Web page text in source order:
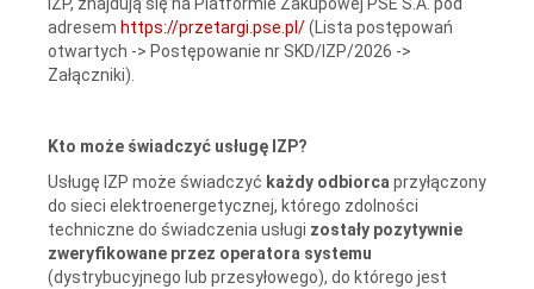
adresem https://przetargi.pse.pl/(Lista postępowań
otwartych -> Postępowanie nr SKD/IZP/2026 ->
Załączniki)
Kto może świadczyć usługę IZP?
Usługę IZP może świadczyć każdy odbiorca przyłączony
do sieci elektroenergetycznej, którego zdolności
techniczne do świadczenia usługi zostały pozytywnie
zweryfikowane przez operatora systemu
(dystrybucyjnego lub przesyłowego), do którego jest